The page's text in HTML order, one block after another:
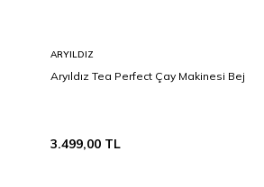
ARYILDIZ
Aryıldız Tea Perfect Çay Makinesi Bej
3.499,00 TL